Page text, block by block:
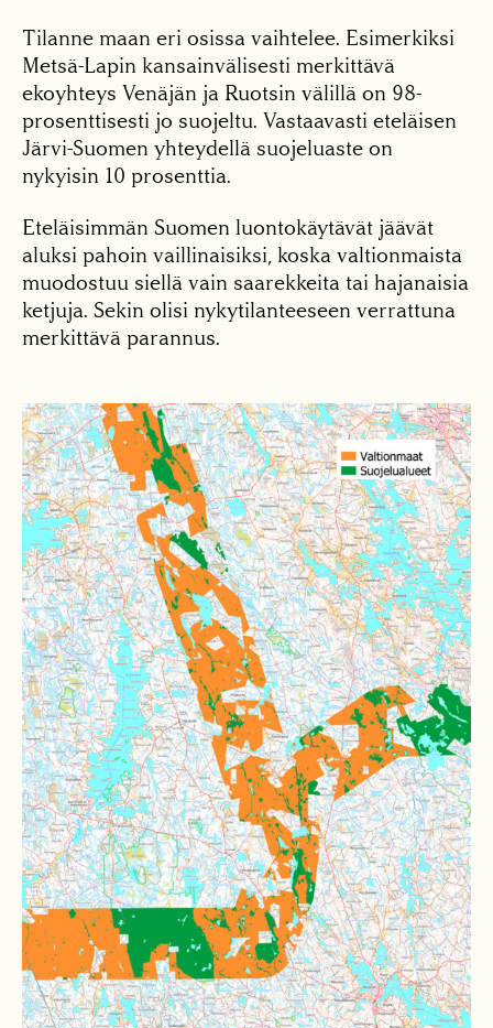
Tilanne maan eri osissa vaihtelee. Esimerkiksi
Metsä-Lapin kansainvälisesti merkittävä
ekoyhteys Venäjän ja Ruotsin välillä on 98-
prosenttisesti jo suojeltu. Vastaavasti eteläisen
Järvi-Suomen yhteydellä suojeluaste on
nykyisin 10 prosenttia.
Eteläisimmän Suomen luontokäytävät jäävät
aluksi pahoin vaillinaisiksi, koska valtionmaista
muodostuu siellä vain saarekkeita tai hajanaisia
ketjuja. Sekin olisi nykytilanteeseen verrattuna
merkittävä parannus.